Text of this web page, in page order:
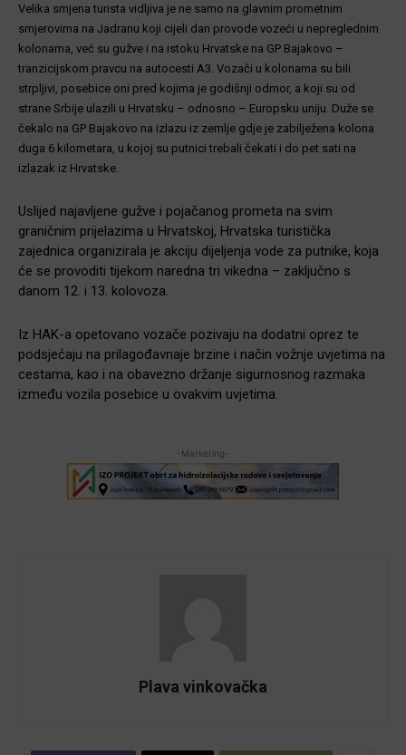
Velika smjena turista vidljiva je ne samo na glavnim prometnim
smjerovima na Jadranu koji cijeli dan provode vozeći u nepreglednim
kolonama, već su gužve i na istoku Hrvatske na GP Bajakovo –
tranzicijskom pravcu na autocesti A3. Vozači u kolonama su bili
strpljivi, posebice oni pred kojima je godišnji odmor, a koji su od
strane Srbije ulazili u Hrvatsku – odnosno – Europsku uniju. Duže se
čekalo na GP Bajakovo na izlazu iz zemlje gdje je zabilježena kolona
duga 6 kilometara, u kojoj su putnici trebali čekati i do pet sati na
izlazak iz Hrvatske.
Uslijed najavljene gužve i pojačanog prometa na svim
graničnim prijelazima u Hrvatskoj, Hrvatska turistička
zajednica organizirala je akciju dijeljenja vode za putnike, koja
će se provoditi tijekom naredna tri vikedna – zaključno s
danom 12. i 13. kolovoza.
Iz HAK-a opetovano vozače pozivaju na dodatni oprez te
podsjećaju na prilagođavnaje brzine i način vožnje uvjetima na
cestama, kao i na obavezno držanje sigurnosnog razmaka
između vozila posebice u ovakvim uvjetima.
-Marketing-
Plava vinkovačka